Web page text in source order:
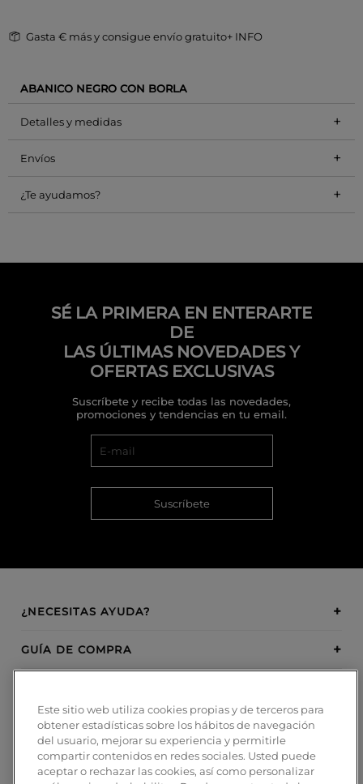
Gasta € más y consigue envío gratuito+ INFO
ABANICO NEGRO CON BORLA
Detalles y medidas +
Envíos +
¿Te ayudamos? +
SÉ LA PRIMERA EN ENTERARTE
DE
LAS ÚLTIMAS NOVEDADES Y
OFERTAS EXCLUSIVAS
Suscríbete y recibe todas las novedades,
promociones y tendencias en tu email.
Suscríbete
¿NECESITAS AYUDA?
GUÍA DE COMPRA
INSPIRATION
MÉTODOS DE PAGO
Este sitio web utiliza cookies propias y de terceros para
obtener estadísticas sobre los hábitos de navegación
del usuario, mejorar su experiencia y permitirle
compartir contenidos en redes sociales. Usted puede
aceptar o rechazar las cookies, así como personalizar